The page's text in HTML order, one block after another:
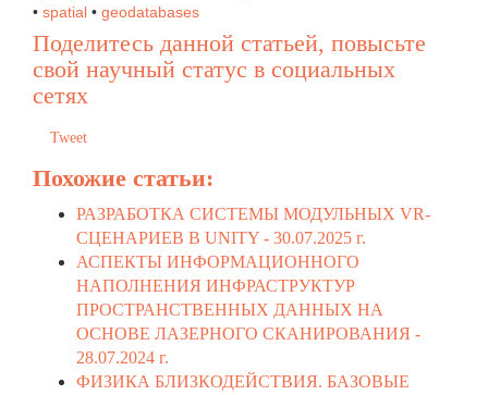
• spatial • geodatabases
Поделитесь данной статьей, повысьте
свой научный статус в социальных
сетях
Tweet
Похожие статьи:
РАЗРАБОТКА СИСТЕМЫ МОДУЛЬНЫХ VR-
СЦЕНАРИЕВ В UNITY - 30.07.2025 г.
АСПЕКТЫ ИНФОРМАЦИОННОГО
НАПОЛНЕНИЯ ИНФРАСТРУКТУР
ПРОСТРАНСТВЕННЫХ ДАННЫХ НА
ОСНОВЕ ЛАЗЕРНОГО СКАНИРОВАНИЯ -
28.07.2024 г.
ФИЗИКА БЛИЗКОДЕЙСТВИЯ. БАЗОВЫЕ